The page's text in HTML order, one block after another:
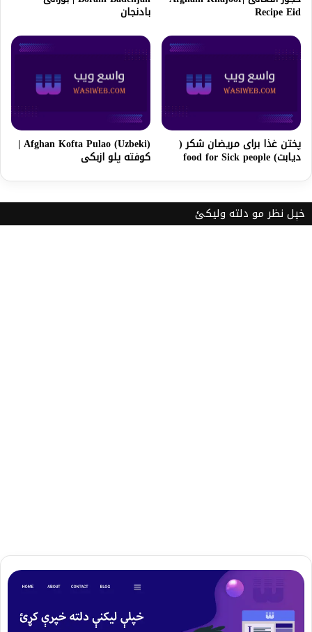
Recipe Eid بادنجان
پختن غذا برای مریضان شکر (
دیابت) food for Sick people
Afghan Kofta Pulao (Uzbeki) |
کوفته پلو ازبکی
خپل نظر مو دلته ولیکئ